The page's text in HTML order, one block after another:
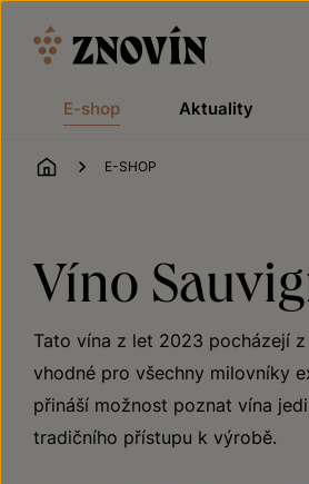
E-shop Aktuality
ÚVOD
E-SHOP
Víno
Tato vína z let 2023 pocházejí
vhodné pro všechny milovníky
přináší možnost poznat vína
tradičního přístupu k výrobě.